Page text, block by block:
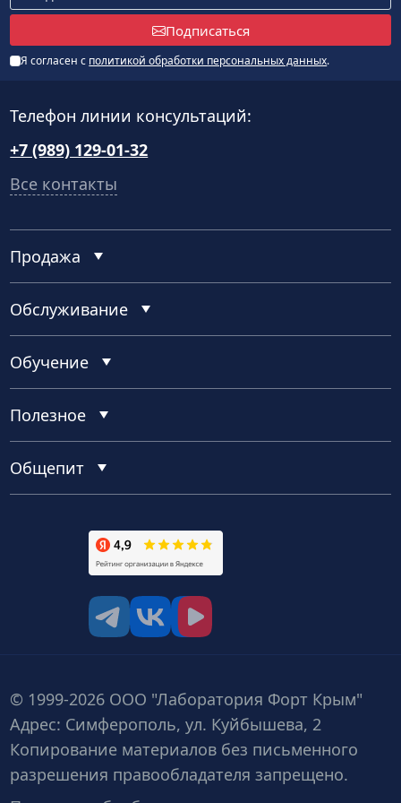
Подписаться
Я согласен с политикой обработки персональных данных.
Телефон линии консультаций:
+7 (989) 129-01-32
Все контакты
Продажа
Обслуживание
Обучение
Полезное
Общепит
© 1999-2026 ООО "Лаборатория Форт Крым"
Адрес: Симферополь, ул. Куйбышева, 2
Копирование материалов без письменного
разрешения правообладателя запрещено.